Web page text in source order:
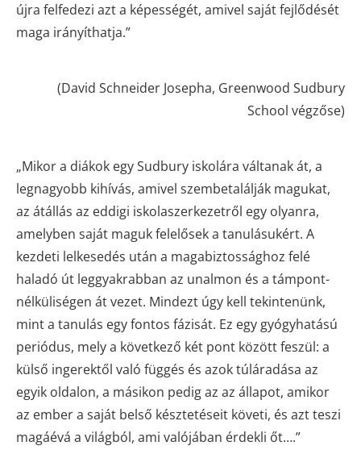
újra felfedezi azt a képességét, amivel saját fejlődését
maga irányíthatja.”
(David Schneider Josepha, Greenwood Sudbury
School végzőse)
„Mikor a diákok egy Sudbury iskolára váltanak át, a
legnagyobb kihívás, amivel szembetalálják magukat,
az átállás az eddigi iskolaszerkezetről egy olyanra,
amelyben saját maguk felelősek a tanulásukért. A
kezdeti lelkesedés után a magabiztossághoz felé
haladó út leggyakrabban az unalmon és a támpont-
nélküliségen át vezet. Mindezt úgy kell tekintenünk,
mint a tanulás egy fontos fázisát. Ez egy gyógyhatású
periódus, mely a következő két pont között feszül: a
külső ingerektől való függés és azok túláradása az
egyik oldalon, a másikon pedig az az állapot, amikor
az ember a saját belső késztetéseit követi, és azt teszi
magáévá a világból, ami valójában érdekli őt….”